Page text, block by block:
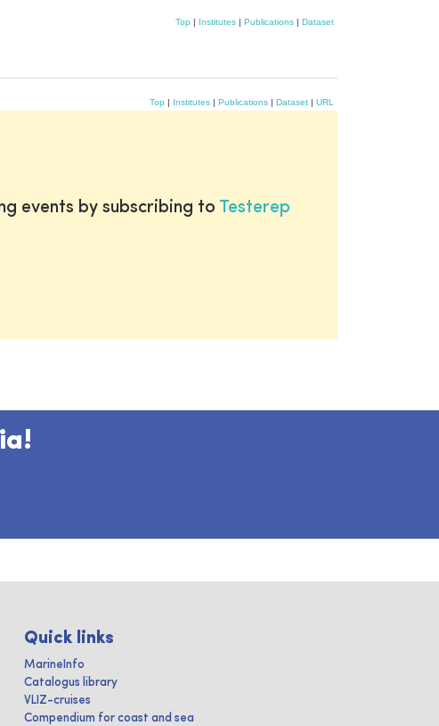
Top | Institutes | Publications | Dataset
Top | Institutes | Publications | Dataset | URL
events by subscribing to Testerep
Quick links
MarineInfo
Catalogus library
VLIZ-cruises
Compendium for coast and sea